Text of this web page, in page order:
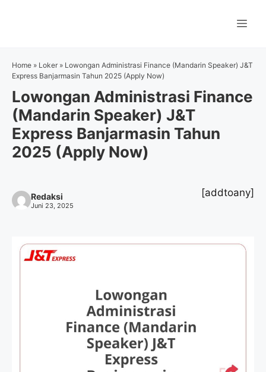
Home » Loker » Lowongan Administrasi Finance (Mandarin Speaker) J&T
Express Banjarmasin Tahun 2025 (Apply Now)
Lowongan Administrasi Finance
(Mandarin Speaker) J&T
Express Banjarmasin Tahun
2025 (Apply Now)
Redaksi
Juni 23, 2025
[addtoany]